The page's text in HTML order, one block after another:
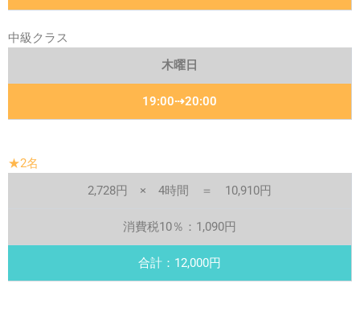
中級クラス
木曜日
19:00⇢20:00
★2名
2,728円 × 4時間 ＝ 10,910円
消費税10％：1,090円
合計：12,000円